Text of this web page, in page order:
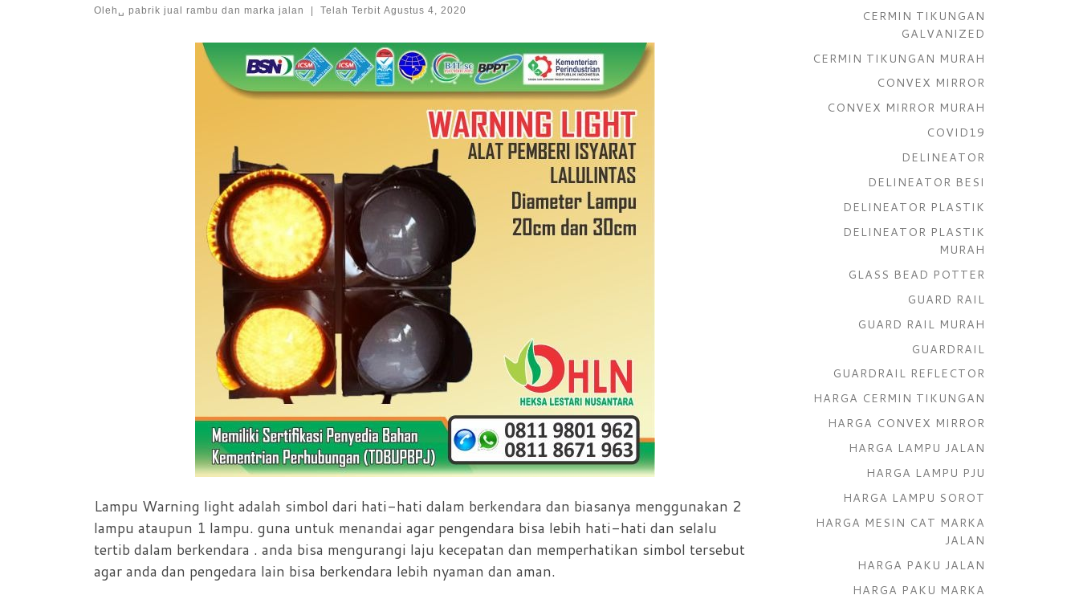
Oleh␣ pabrik jual rambu dan marka jalan Telah Terbit Agustus 4, 2020
Lampu Warning light adalah simbol dari hati-hati dalam berkendara dan biasanya menggunakan 2
lampu ataupun 1 lampu. guna untuk menandai agar pengendara bisa lebih hati-hati dan selalu
tertib dalam berkendara . anda bisa mengurangi laju kecepatan dan memperhatikan simbol tersebut
agar anda dan pengedara lain bisa berkendara lebih nyaman dan aman.
CERMIN TIKUNGAN
GALVANIZED
CERMIN TIKUNGAN MURAH
CONVEX MIRROR
CONVEX MIRROR MURAH
COVID19
DELINEATOR
DELINEATOR BESI
DELINEATOR PLASTIK
DELINEATOR PLASTIK
MURAH
GLASS BEAD POTTER
GUARD RAIL
GUARD RAIL MURAH
GUARDRAIL
GUARDRAIL REFLECTOR
HARGA CERMIN TIKUNGAN
HARGA CONVEX MIRROR
HARGA LAMPU JALAN
HARGA LAMPU PJU
HARGA LAMPU SOROT
HARGA MESIN CAT MARKA
JALAN
HARGA PAKU JALAN
HARGA PAKU MARKA